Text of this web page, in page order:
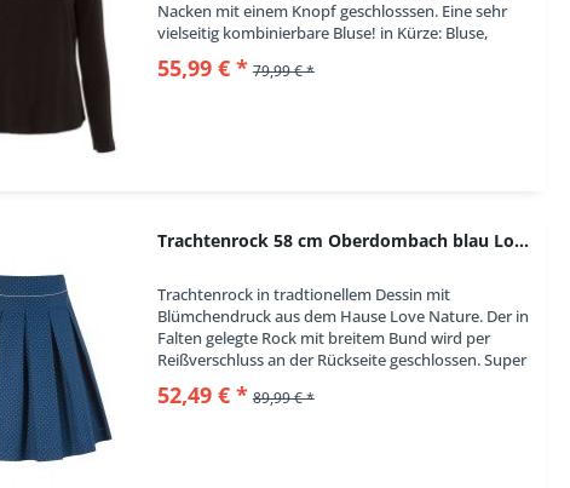
Nacken mit einem Knopf geschlosssen. Eine sehr
vielseitig kombinierbare Bluse! in Kürze: Bluse,
Farbe: schwarz, langärmelig, Kragen im...
55,99 € * 79,99 € *
Trachtenrock 58 cm Oberdombach blau Love Nature
Trachtenrock in tradtionellem Dessin mit
Blümchendruck aus dem Hause Love Nature. Der in
Falten gelegte Rock mit breitem Bund wird per
Reißverschluss an der Rückseite geschlossen. Super
Tragegefühl durch die angenehme
Baumwollqualität....
52,49 € * 89,99 € *